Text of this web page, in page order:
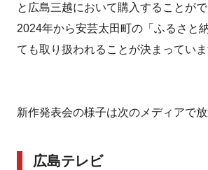
と広島三越において購入することがで
2024年から安芸太田町の「ふるさと
ても取り扱われることが決まっていま
新作発表会の様子は次のメディアで放
広島テレビ